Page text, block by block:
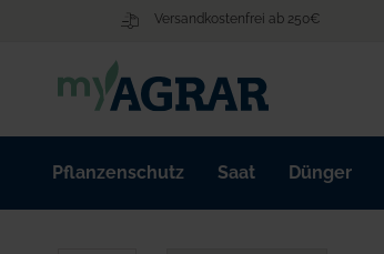
Versandkostenfrei ab 250€
Pflanzenschutz Saat Dünger